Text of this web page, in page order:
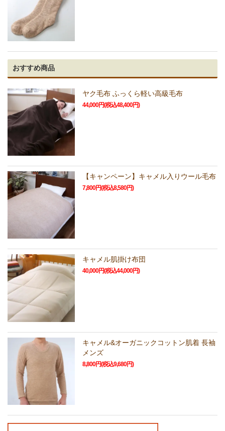
おすすめ商品
ヤク毛布 ふっくら軽い高級毛布
44,000円(税込48,400円)
【キャンペーン】キャメル入りウール毛布
7,800円(税込8,580円)
キャメル肌掛け布団
40,000円(税込44,000円)
キャメル&オーガニックコットン肌着 長袖
メンズ
8,800円(税込9,680円)